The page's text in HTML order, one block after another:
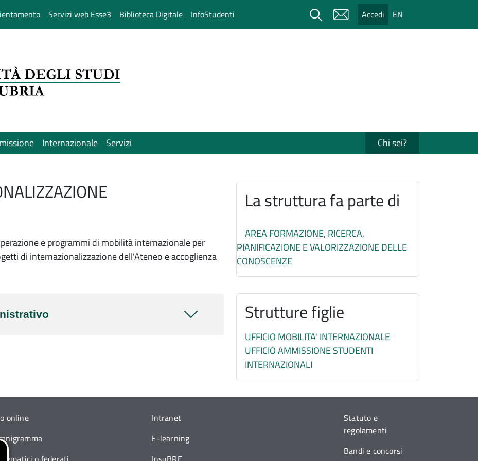
Servizi web Esse3 Biblioteca Digitale InfoStudenti Cerca Accedi EN
Internazionale Servizi Chi sei?
e programmi di mobilità internazionale per
di internazionalizzazione dell'Ateneo e accoglienza
La struttura fa parte di
AREA FORMAZIONE, RICERCA,
PIANIFICAZIONE E VALORIZZAZIONE DELLE
CONOSCENZE
Strutture figlie
UFFICIO MOBILITA' INTERNAZIONALE
UFFICIO AMMISSIONE STUDENTI
INTERNAZIONALI
online
Intranet
E-learning
Statuto e
regolamenti
Bandi e concorsi